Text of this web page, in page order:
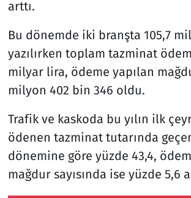
arttı.
Bu dönemde iki branşta 105,7
yazılırken toplam tazminat
milyar lira, ödeme yapılan
milyon 402 bin 346 oldu.
Trafik ve kaskoda bu yılın ilk
ödenen tazminat tutarında geçen
dönemine göre yüzde 43,4,
mağdur sayısında ise yüzde 5,6
Televizyon